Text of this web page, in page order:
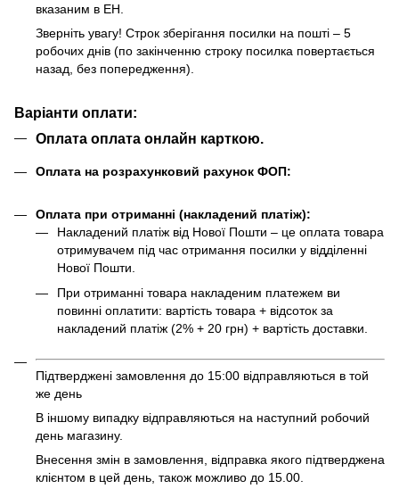
вказаним в ЕН.
Зверніть увагу! Строк зберігання посилки на пошті – 5
робочих днів (по закінченню строку посилка повертається
назад, без попередження).
Варіанти оплати:
Оплата оплата онлайн карткою.
Оплата на розрахунковий рахунок ФОП:
Оплата при отриманні (накладений платіж):
Накладений платіж від Нової Пошти – це оплата товара
отримувачем під час отримання посилки у відділенні
Нової Пошти.
При отриманні товара накладеним платежем ви
повинні оплатити: вартість товара + відсоток за
накладений платіж (2% + 20 грн) + вартість доставки.
Підтверджені замовлення до 15:00 відправляються в той
же день
В іншому випадку відправляються на наступний робочий
день магазину.
Внесення змін в замовлення, відправка якого підтверджена
клієнтом в цей день, також можливо до 15.00.